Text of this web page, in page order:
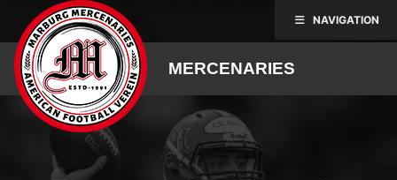
content
MERCENARIES
NAVIGATION